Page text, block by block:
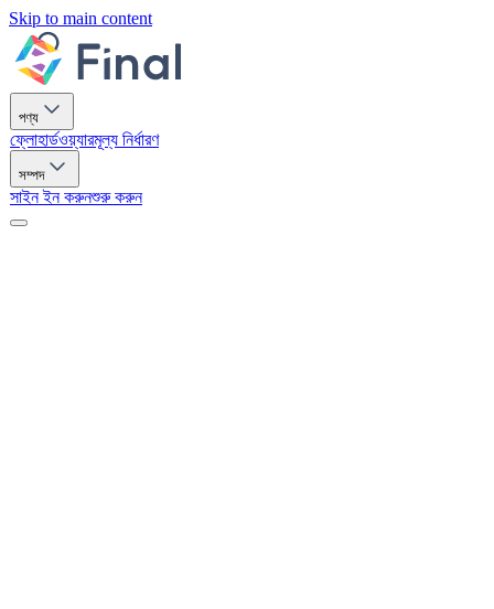
Skip to main content
পণ্য
ফ্লোহার্ডওয়্যারমূল্য নির্ধারণ
সম্পদ
সাইন ইন করুনশুরু করুন